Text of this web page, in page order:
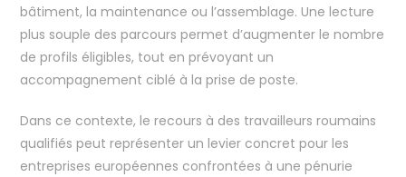
bâtiment, la maintenance ou l’assemblage. Une lecture
plus souple des parcours permet d’augmenter le nombre
de profils éligibles, tout en prévoyant un
accompagnement ciblé à la prise de poste.
Dans ce contexte, le recours à des travailleurs roumains
qualifiés peut représenter un levier concret pour les
entreprises européennes confrontées à une pénurie